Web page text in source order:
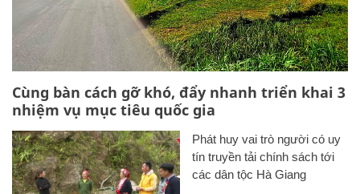
Cùng bàn cách gỡ khó, đẩy nhanh triển khai 3
nhiệm vụ mục tiêu quốc gia
Phát huy vai trò người có uy
tín truyền tải chính sách tới
các dân tộc Hà Giang